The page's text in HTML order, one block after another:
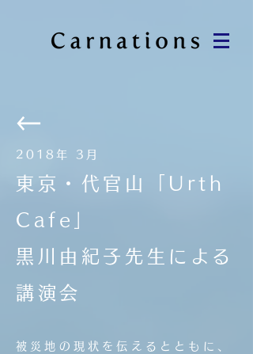
2018年 3月
東京・代官山「Urth
Cafe」
黒川由紀子先生による
講演会
被災地の現状を伝えるとともに、